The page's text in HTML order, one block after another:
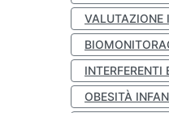
VALUTAZIONE
INTERFERENTI
OBESITÀ